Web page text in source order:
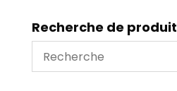
type
2000
m3/h
Recherche de produit